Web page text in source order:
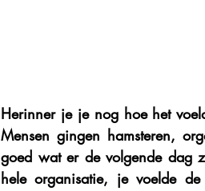
Herinner je je nog hoe het
Mensen gingen hamsteren,
goed wat er de volgende dag
hele organisatie, je voelde